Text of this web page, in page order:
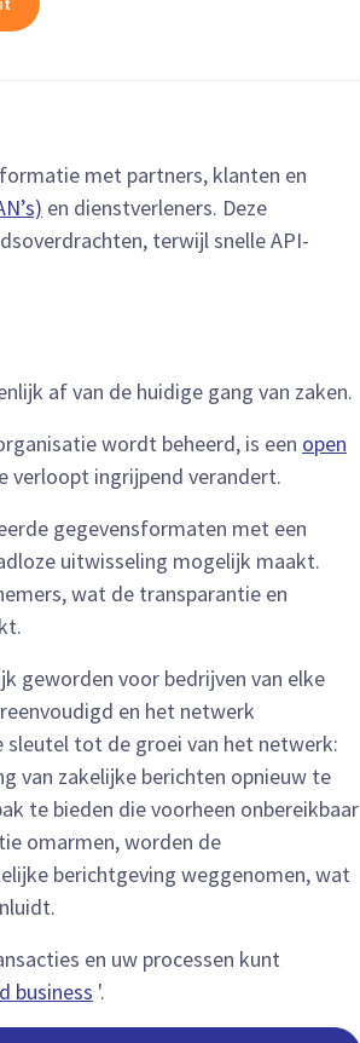
met partners, klanten en
en dienstverleners. Deze
terwijl snelle API-
af van de huidige gang van zaken.
wordt beheerd, is een open
verloopt ingrijpend verandert.
gegevensformaten met een
uitwisseling mogelijk maakt.
wat de transparantie en
geworden voor bedrijven van elke
en het netwerk
tot de groei van het netwerk:
van zakelijke berichten opnieuw te
te bieden die voorheen onbereikbaar
omarmen, worden de
berichtgeving weggenomen, wat
en uw processen kunt
business '.